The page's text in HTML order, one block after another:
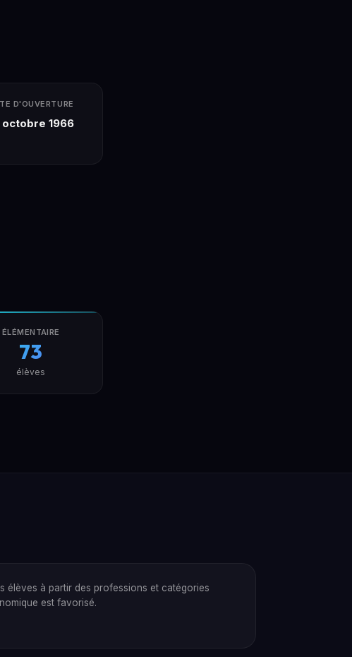
D'OUVERTURE
octobre 1966
ÉLÉMENTAIRE
73
élèves
élèves à partir des professions et catégories
est favorisé.